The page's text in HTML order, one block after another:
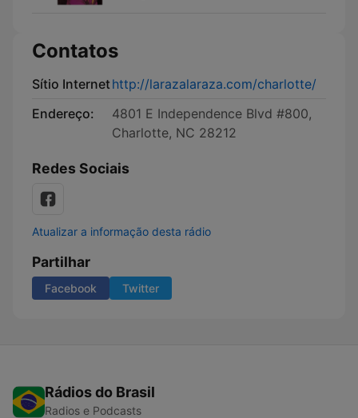
Contatos
Sítio Internethttp://larazalaraza.com/charlotte/
Endereço:
4801 E Independence Blvd #800,
Charlotte, NC 28212
Redes Sociais
Atualizar a informação desta rádio
Partilhar
Facebook Twitter
Rádios do Brasil
Radios e Podcasts